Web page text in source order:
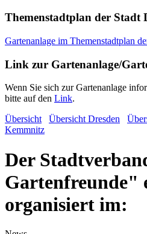
Themenstadtplan der Stadt
Gartenanlage im Themenstadtplan
Link zur Gartenanlage/
Wenn Sie sich zur Gartenanlage
bitte auf den Link.
Übersicht
Übersicht Dresden
Kemmnitz
Der
Gartenfreunde"
organisiert im: